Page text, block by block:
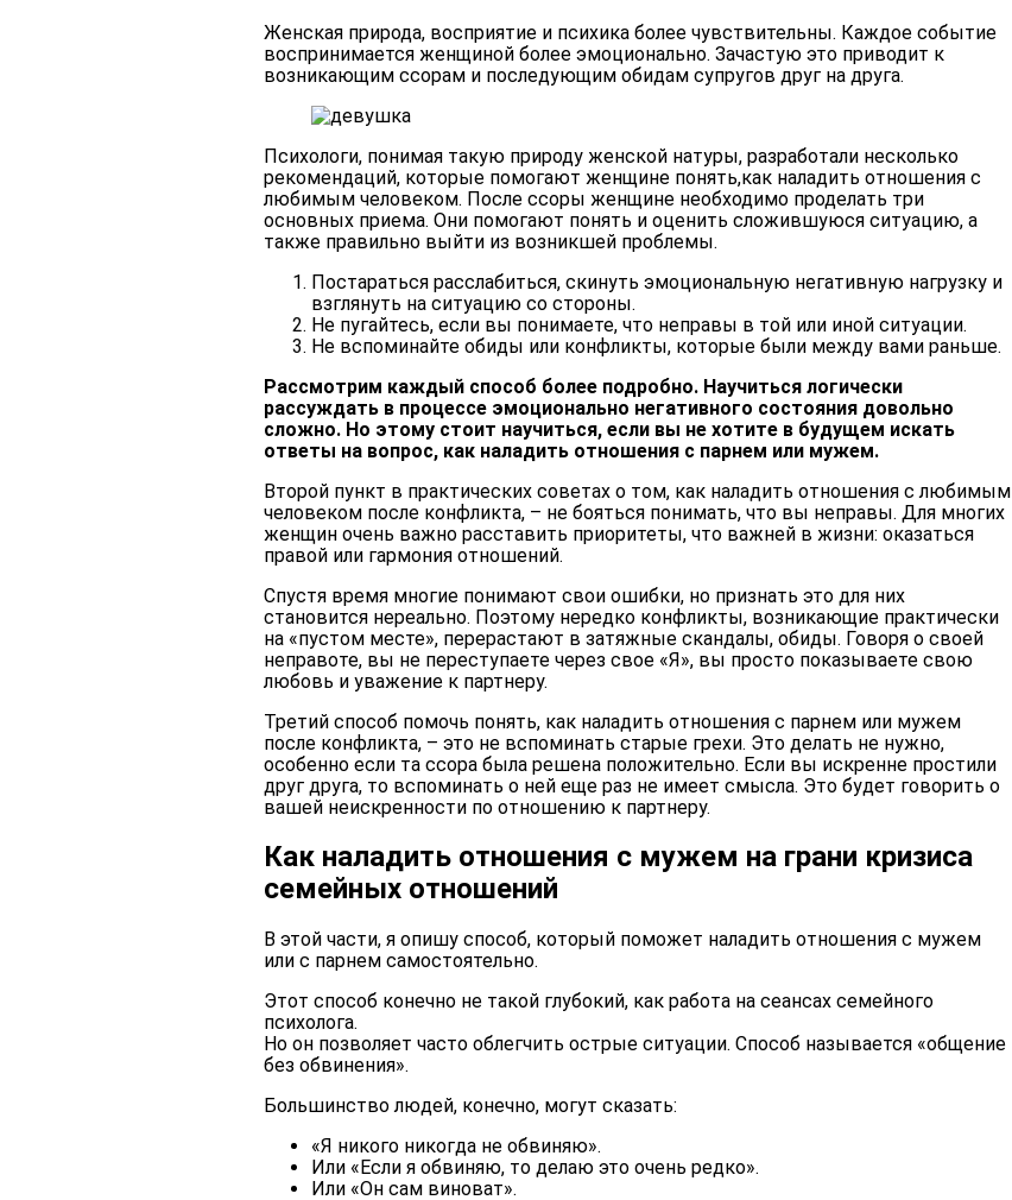
Женская природа, восприятие и психика более чувствительны. Каждое событие
воспринимается женщиной более эмоционально. Зачастую это приводит к
возникающим ссорам и последующим обидам супругов друг на друга.
Психологи, понимая такую природу женской натуры, разработали несколько
рекомендаций, которые помогают женщине понять,как наладить отношения с
любимым человеком. После ссоры женщине необходимо проделать три
основных приема. Они помогают понять и оценить сложившуюся ситуацию, а
также правильно выйти из возникшей проблемы.
Постараться расслабиться, скинуть эмоциональную негативную нагрузку и
взглянуть на ситуацию со стороны.
Не пугайтесь, если вы понимаете, что неправы в той или иной ситуации.
Не вспоминайте обиды или конфликты, которые были между вами раньше.
Рассмотрим каждый способ более подробно. Научиться логически
рассуждать в процессе эмоционально негативного состояния довольно
сложно. Но этому стоит научиться, если вы не хотите в будущем искать
ответы на вопрос, как наладить отношения с парнем или мужем.
Второй пункт в практических советах о том, как наладить отношения с любимым
человеком после конфликта, – не бояться понимать, что вы неправы. Для многих
женщин очень важно расставить приоритеты, что важней в жизни: оказаться
правой или гармония отношений.
Спустя время многие понимают свои ошибки, но признать это для них
становится нереально. Поэтому нередко конфликты, возникающие практически
на «пустом месте», перерастают в затяжные скандалы, обиды. Говоря о своей
неправоте, вы не переступаете через свое «Я», вы просто показываете свою
любовь и уважение к партнеру.
Третий способ помочь понять, как наладить отношения с парнем или мужем
после конфликта, – это не вспоминать старые грехи. Это делать не нужно,
особенно если та ссора была решена положительно. Если вы искренне простили
друг друга, то вспоминать о ней еще раз не имеет смысла. Это будет говорить о
вашей неискренности по отношению к партнеру.
Как наладить отношения с мужем на грани кризиса
семейных отношений
В этой части, я опишу способ, который поможет наладить отношения с мужем
или с парнем самостоятельно.
Этот способ конечно не такой глубокий, как работа на сеансах семейного
психолога.
Но он позволяет часто облегчить острые ситуации. Способ называется «общение
без обвинения».
Большинство людей, конечно, могут сказать:
«Я никого никогда не обвиняю».
Или «Если я обвиняю, то делаю это очень редко».
Или «Он сам виноват».